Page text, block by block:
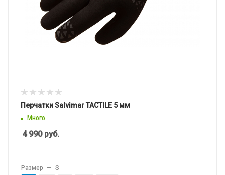
Перчатки Salvimar TACTILE 5 мм
Много
4 990руб.
Размер — S